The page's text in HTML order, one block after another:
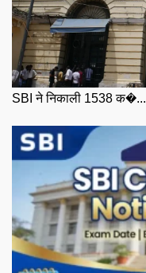
SBI ने निकाली 1538 क�...